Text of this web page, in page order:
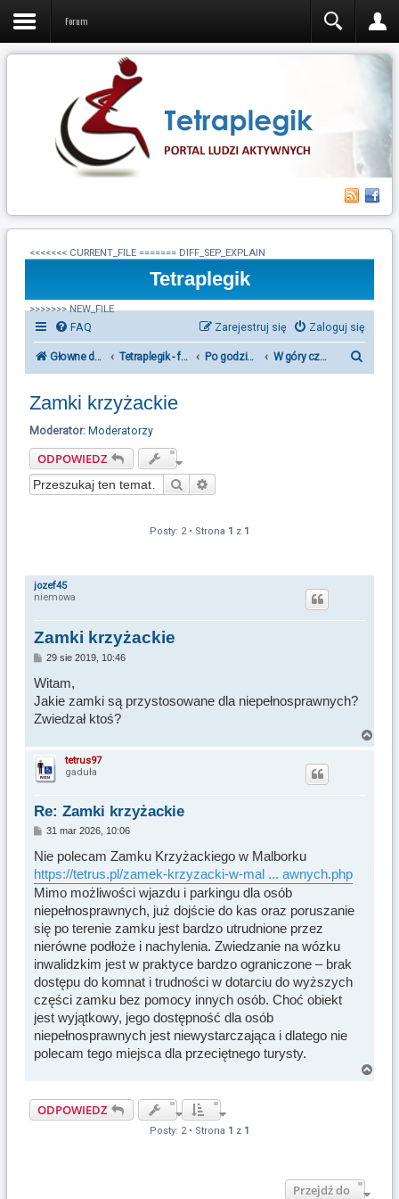
Forum
<<<<<<< CURRENT_FILE ======= DIFF_SEP_EXPLAIN
Tetraplegik
>>>>>>> NEW_FILE
FAQ Zaloguj się
Zarejestruj się
Głowne działy forum Tetraplegik
Tetraplegik - forum ludzi po urazie rdzenia kręgowego
Po godzinach W góry czy nad morze?
Zamki krzyżackie
Moderator: Moderatorzy
ODPOWIEDZ
Szukaj
Posty: 2 • Strona 1 z 1
jozef45
niemowa
Zamki krzyżackie
P
s
29 sie 2019, 10:46
Witam,
Jakie zamki są przystosowane dla niepełnosprawnych?
Zwiedzał ktoś?
N
tetrus97
gaduła
Re: Zamki krzyżackie
P
s
31 mar 2026, 10:06
Nie polecam Zamku Krzyżackiego w Malborku
https://tetrus.pl/zamek-krzyzacki-w-mal ... awnych.php
Mimo możliwości wjazdu i parkingu dla osób
niepełnosprawnych, już dojście do kas oraz poruszanie
się po terenie zamku jest bardzo utrudnione przez
nierówne podłoże i nachylenia. Zwiedzanie na wózku
inwalidzkim jest w praktyce bardzo ograniczone – brak
dostępu do komnat i trudności w dotarciu do wyższych
części zamku bez pomocy innych osób. Choć obiekt
jest wyjątkowy, jego dostępność dla osób
niepełnosprawnych jest niewystarczająca i dlatego nie
polecam tego miejsca dla przeciętnego turysty.
ODPOWIEDZ
Posty: 2 • Strona 1 z 1
Przejdź do